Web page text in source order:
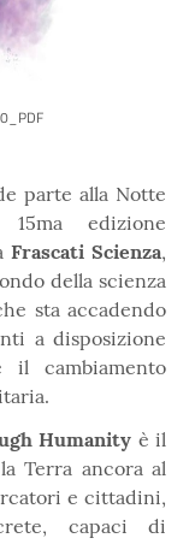
parte alla Notte
edizione
Frascati Scienza,
della scienza
sta accadendo
a disposizione
il cambiamento
Humanity è il
la Terra ancora al
e cittadini,
capaci di